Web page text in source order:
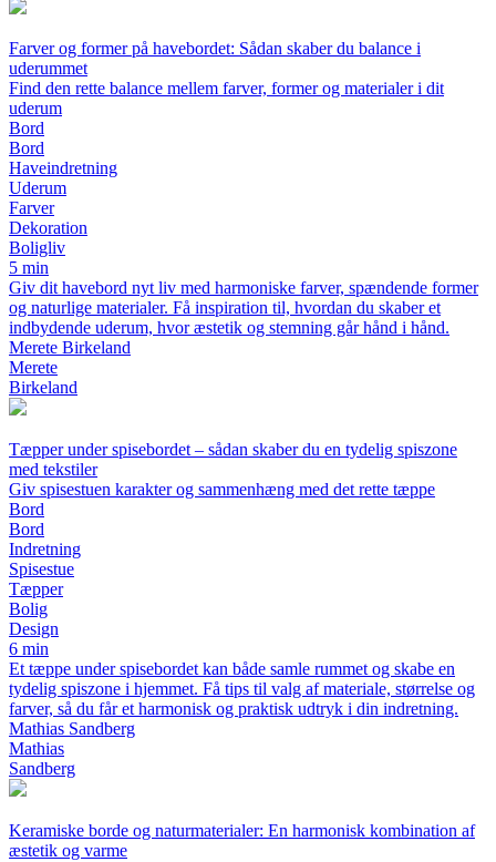
Farver og former på havebordet: Sådan skaber du balance i
uderummet
Find den rette balance mellem farver, former og materialer i dit
uderum
Bord
Bord
Haveindretning
Uderum
Farver
Dekoration
Boligliv
5 min
Giv dit havebord nyt liv med harmoniske farver, spændende former
og naturlige materialer. Få inspiration til, hvordan du skaber et
indbydende uderum, hvor æstetik og stemning går hånd i hånd.
Merete Birkeland
Merete
Birkeland
Tæpper under spisebordet – sådan skaber du en tydelig spiszone
med tekstiler
Giv spisestuen karakter og sammenhæng med det rette tæppe
Bord
Bord
Indretning
Spisestue
Tæpper
Bolig
Design
6 min
Et tæppe under spisebordet kan både samle rummet og skabe en
tydelig spiszone i hjemmet. Få tips til valg af materiale, størrelse og
farver, så du får et harmonisk og praktisk udtryk i din indretning.
Mathias Sandberg
Mathias
Sandberg
Keramiske borde og naturmaterialer: En harmonisk kombination af
æstetik og varme